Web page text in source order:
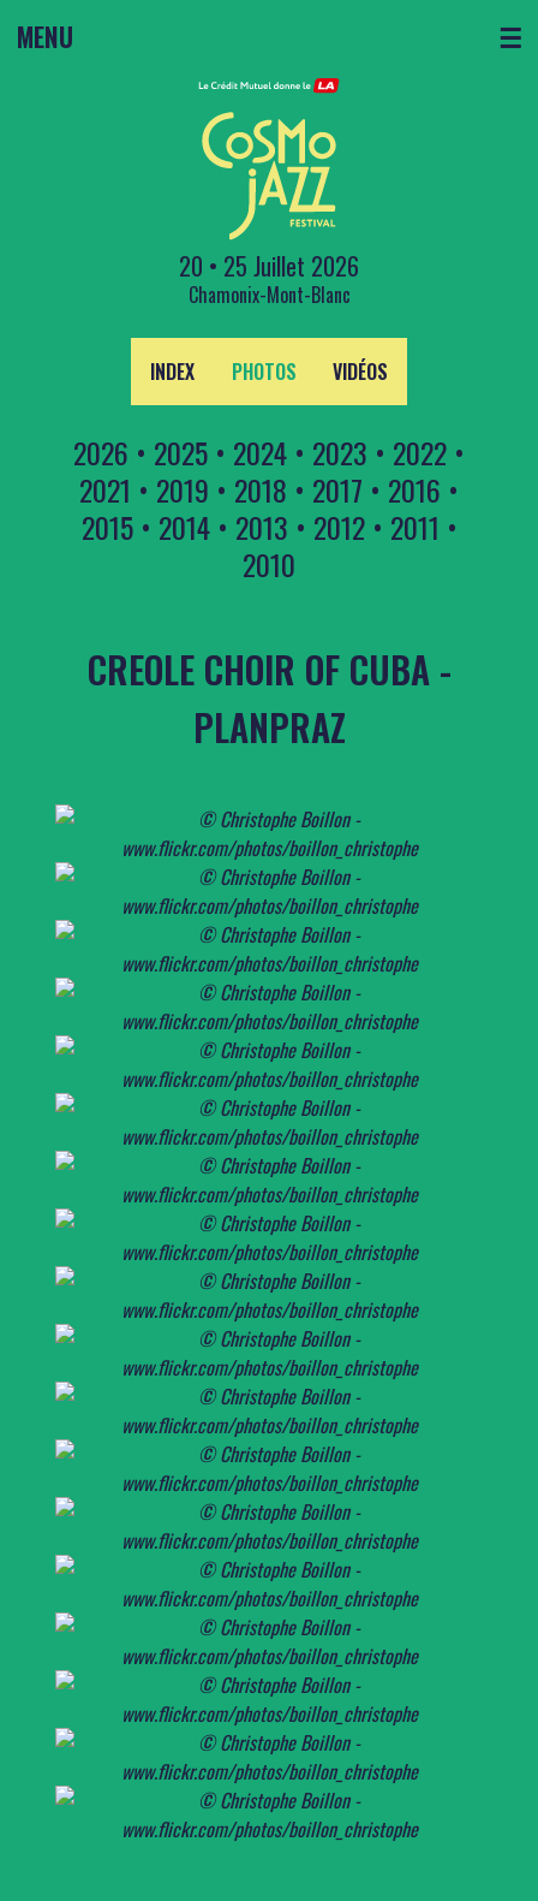
MENU ☰
20 • 25 Juillet 2026
Chamonix-Mont-Blanc
INDEX PHOTOS VIDÉOS
2026 • 2025 • 2024 • 2023 • 2022 •
2021 • 2019 • 2018 • 2017 • 2016 •
2015• 2014• 2013 • 2012• 2011 •
2010
CREOLE CHOIR OF CUBA -
PLANPRAZ